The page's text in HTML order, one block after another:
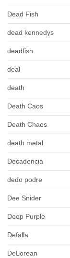
Dead Fish
dead kennedys
deadfish
deal
death
Death Caos
Death Chaos
death metal
Decadencia
dedo podre
Dee Snider
Deep Purple
Defalla
DeLorean